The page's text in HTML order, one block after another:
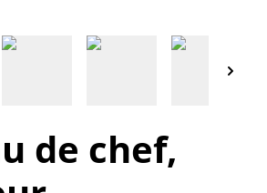
de chef,